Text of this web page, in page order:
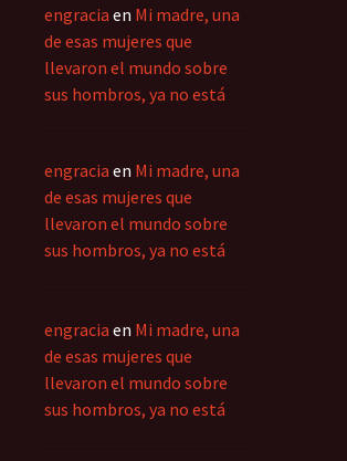
engracia en Mi madre, una
de esas mujeres que
llevaron el mundo sobre
sus hombros, ya no está
engracia en Mi madre, una
de esas mujeres que
llevaron el mundo sobre
sus hombros, ya no está
engracia en Mi madre, una
de esas mujeres que
llevaron el mundo sobre
sus hombros, ya no está